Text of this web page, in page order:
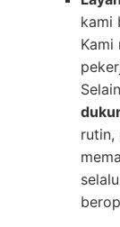
kami
Kami
rutin,